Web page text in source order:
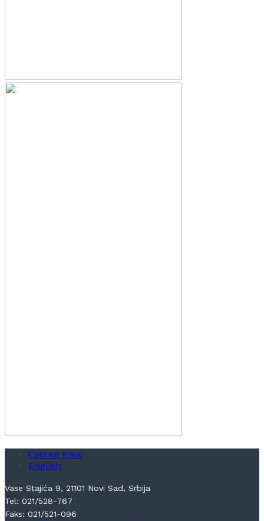
Српски језик
English
Vase Stajića 9, 21101 Novi Sad, Srbija
Tel: 021/528-767
Faks: 021/521-096